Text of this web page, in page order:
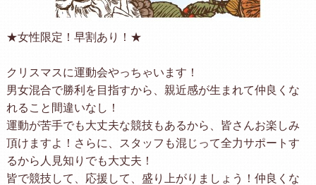
★女性限定！早割あり！★
クリスマスに運動会やっちゃいます！
男女混合で勝利を目指すから、親近感が生まれて仲良くな
れること間違いなし！
運動が苦手でも大丈夫な競技もあるから、皆さんお楽しみ
頂けますよ！さらに、スタッフも混じって全力サポートす
るから人見知りでも大丈夫！
皆で競技して、応援して、盛り上がりましょう！仲良くな